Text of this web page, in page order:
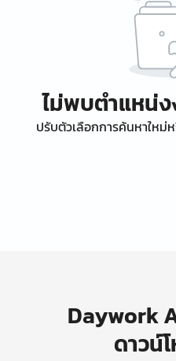
ไม่พบตำแหน่
ปรับตัวเลือกการค้นหาใหม่
Daywork
ดาวน์